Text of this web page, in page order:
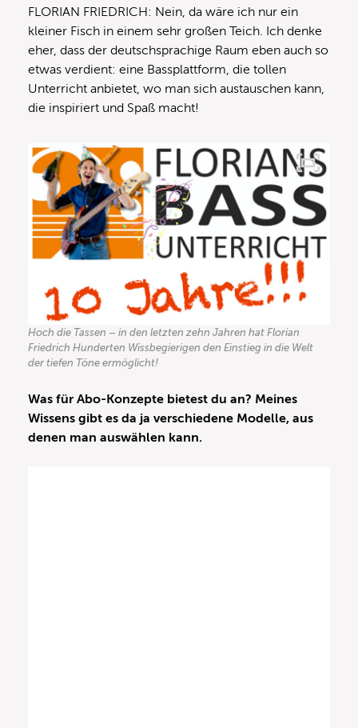
FLORIAN FRIEDRICH: Nein, da wäre ich nur ein
kleiner Fisch in einem sehr großen Teich. Ich denke
eher, dass der deutschsprachige Raum eben auch so
etwas verdient: eine Bassplattform, die tollen
Unterricht anbietet, wo man sich austauschen kann,
die inspiriert und Spaß macht!
Hoch die Tassen – in den letzten zehn Jahren hat Florian
Friedrich Hunderten Wissbegierigen den Einstieg in die Welt
der tiefen Töne ermöglicht!
Was für Abo-Konzepte bietest du an? Meines
Wissens gibt es da ja verschiedene Modelle, aus
denen man auswählen kann.